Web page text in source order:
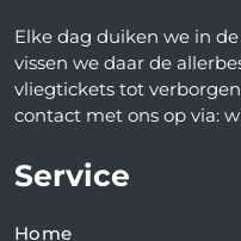
Elke dag duiken we in
vissen we daar de
vliegtickets tot
contact met ons op via:
Service
Home